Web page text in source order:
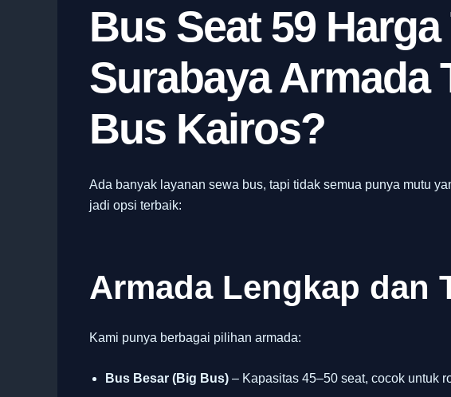
Bus Seat 59
Surabaya Armada
Bus Kairos?
Ada banyak layanan sewa bus, tapi tidak semua punya mutu
jadi opsi terbaik:
Armada Lengkap dan
Kami punya berbagai pilihan armada:
Bus Besar (Big Bus) – Kapasitas 45–50 seat, cocok untuk